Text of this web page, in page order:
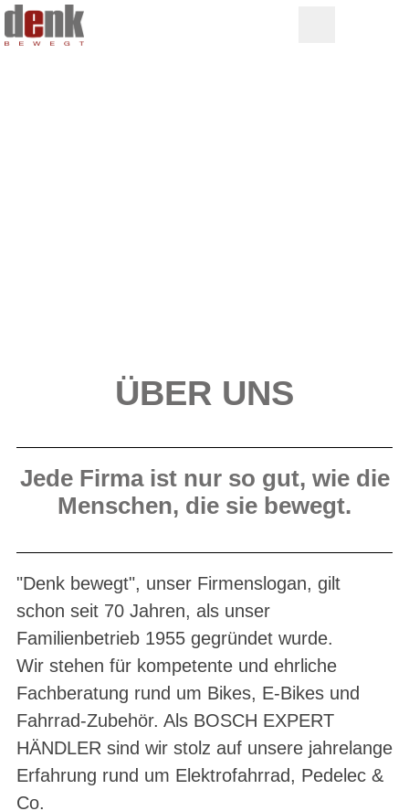
ÜBER UNS
Jede Firma ist nur so gut, wie die
Menschen, die sie bewegt.
"Denk bewegt", unser Firmenslogan, gilt
schon seit 70 Jahren, als unser
Familienbetrieb 1955 gegründet wurde.
Wir stehen für kompetente und ehrliche
Fachberatung rund um Bikes, E-Bikes und
Fahrrad-Zubehör. Als BOSCH EXPERT
HÄNDLER sind wir stolz auf unsere jahrelange
Erfahrung rund um Elektrofahrrad, Pedelec &
Co.